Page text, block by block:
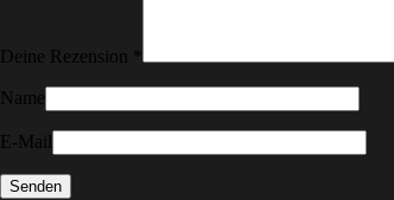
Deine Rezension
Name
E-Mail